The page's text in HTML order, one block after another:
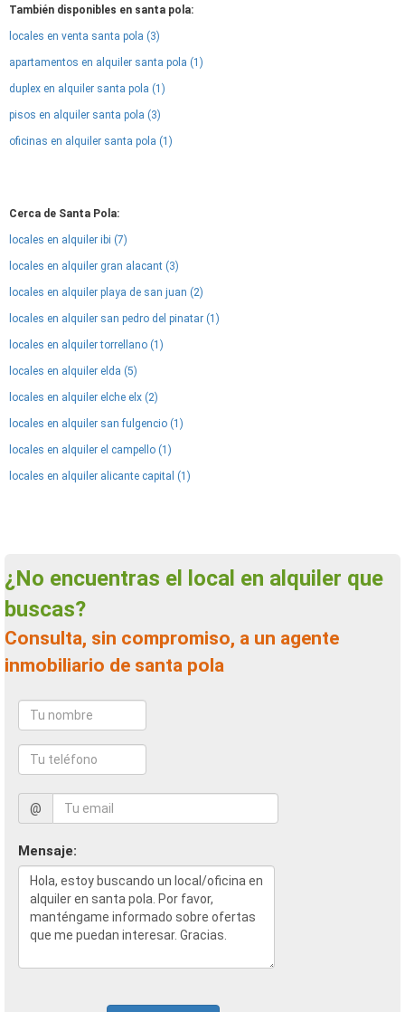
También disponibles en santa pola:
locales en venta santa pola (3)
apartamentos en alquiler santa pola (1)
duplex en alquiler santa pola (1)
pisos en alquiler santa pola (3)
oficinas en alquiler santa pola (1)
Cerca de Santa Pola:
locales en alquiler ibi (7)
locales en alquiler gran alacant (3)
locales en alquiler playa de san juan (2)
locales en alquiler san pedro del pinatar (1)
locales en alquiler torrellano (1)
locales en alquiler elda (5)
locales en alquiler elche elx (2)
locales en alquiler san fulgencio (1)
locales en alquiler el campello (1)
locales en alquiler alicante capital (1)
¿No encuentras el local en alquiler que
buscas?
Consulta, sin compromiso, a un agente
inmobiliario de santa pola
@
Mensaje: